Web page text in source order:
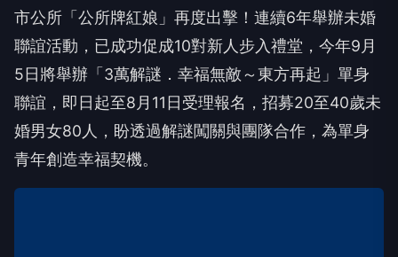
市公所「公所牌紅娘」再度出擊！連續6年舉辦未婚
聯誼活動，已成功促成10對新人步入禮堂，今年9月
5日將舉辦「3萬解謎．幸福無敵～東方再起」單身
聯誼，即日起至8月11日受理報名，招募20至40歲未
婚男女80人，盼透過解謎闖關與團隊合作，為單身
青年創造幸福契機。